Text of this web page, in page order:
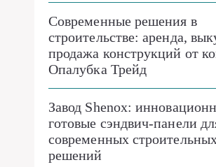
Современные решения в
строительстве: аренда,
продажа конструкций от
Опалубка Трейд
Завод Shenox:
готовые сэндвич-панели
современных
решений